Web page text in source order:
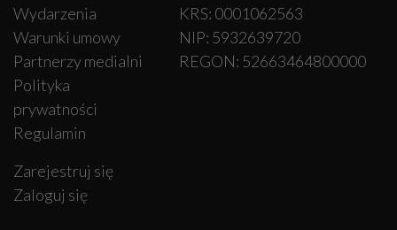
Wydarzenia
Warunki umowy
Partnerzy medialni
Polityka
prywatności
Regulamin
Zarejestruj się
Zaloguj się
KRS: 0001062563
NIP: 5932639720
REGON: 52663464800000